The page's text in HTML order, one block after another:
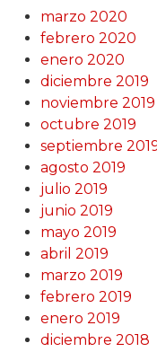
marzo 2020
febrero 2020
enero 2020
diciembre 2019
noviembre 2019
octubre 2019
septiembre
agosto 2019
julio 2019
junio 2019
mayo 2019
abril 2019
marzo 2019
febrero 2019
enero 2019
diciembre 2018